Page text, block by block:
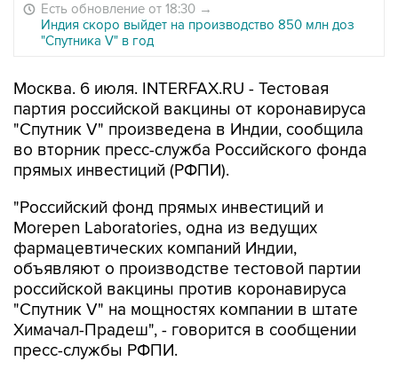
Есть обновление от 18:30 →
Индия скоро выйдет на производство 850 млн доз
"Спутника V" в год
Москва. 6 июля. INTERFAX.RU - Тестовая
партия российской вакцины от коронавируса
"Спутник V" произведена в Индии, сообщила
во вторник пресс-служба Российского фонда
прямых инвестиций (РФПИ).
"Российский фонд прямых инвестиций и
Morepen Laboratories, одна из ведущих
фармацевтических компаний Индии,
объявляют о производстве тестовой партии
российской вакцины против коронавируса
"Спутник V" на мощностях компании в штате
Химачал-Прадеш", - говорится в сообщении
пресс-службы РФПИ.